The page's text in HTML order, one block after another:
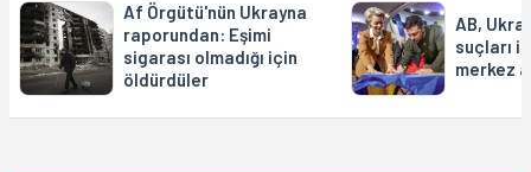
Af Örgütü'nün Ukrayna
raporundan: Eşimi
sigarası olmadığı için
öldürdüler
AB,
suçları
merkez